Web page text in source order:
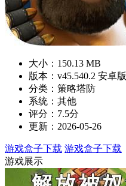
大小：150.13 MB
版本：v45.540.2 安卓版
分类：策略塔防
系统：其他
评分：7.5分
更新：2026-05-26
游戏盒子下载 游戏盒子下载
游戏展示